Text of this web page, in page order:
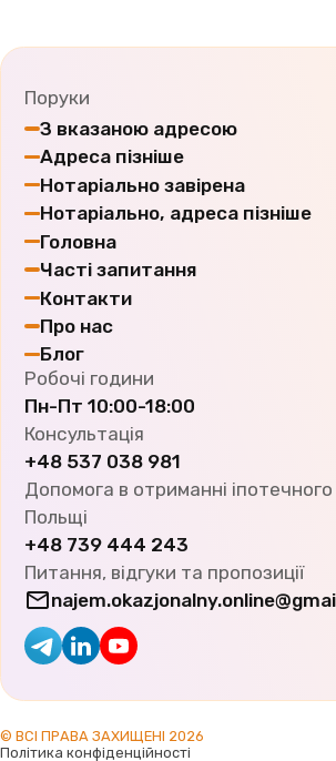
Поруки
З вказаною адресою
Адреса пізніше
Нотаріально завірена
Нотаріально, адреса пізніше
Головна
Часті запитання
Контакти
Про нас
Блог
Робочі години
Пн-Пт 10:00-18:00
Консультація
+48 537 038 981
Допомога в отриманні
Польщі
+48 739 444 243
Питання, відгуки та пропозиції
© ВСІ ПРАВА ЗАХИЩЕНІ 2026
Політика конфіденційності